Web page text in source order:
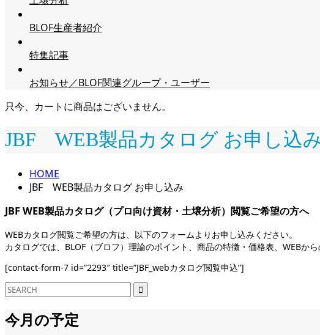
BLOF生産者紹介
特集記事
お知らせ／BLOF関連グループ・ユーザー
只今、カートに商品はございません。
JBF WEB製品カタログ お申し込
HOME
JBF WEB製品カタログ お申し込み
JBF WEB製品カタログ（プロ向け資材・土壌分析）閲覧ご希望の方へ
WEBカタログ閲覧ご希望の方は、以下のフォームよりお申し込みください。
カタログでは、BLOF（ブロフ）理論のポイント、商品の特徴・価格表、WEBか
[contact-form-7 id=”2293″ title=”JBF_webカタログ閲覧申込”]
今月の予定